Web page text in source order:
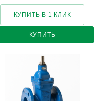
КУПИТЬ
КУПИТЬ В 1 КЛИК